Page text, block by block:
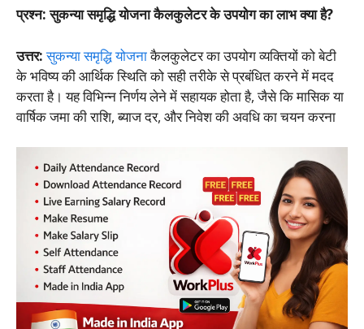
प्रश्न: सुकन्या समृद्धि योजना कैलकुलेटर के उपयोग का लाभ क्या है?
उत्तर: सुकन्या समृद्धि योजनाकैलकुलेटर का उपयोग व्यक्तियों को बेटी
के भविष्य की आर्थिक स्थिति को सही तरीके से प्रबंधित करने में मदद
करता है। यह विभिन्न निर्णय लेने में सहायक होता है, जैसे कि मासिक या
वार्षिक जमा की राशि, ब्याज दर, और निवेश की अवधि का चयन करना